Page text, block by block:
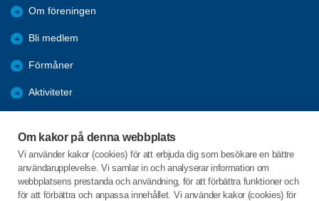
Om kakor på denna webbplats
Vi använder kakor (cookies) för att erbjuda dig som besökare en bättre
användarupplevelse. Vi samlar in och analyserar information om
webbplatsens prestanda och användning, för att förbättra funktioner och
för att förbättra och anpassa innehållet. Vi använder kakor (cookies) för
Om föreningen
Bli medlem
Förmåner
Aktiviteter
Bildgalleri
Vi påverkar